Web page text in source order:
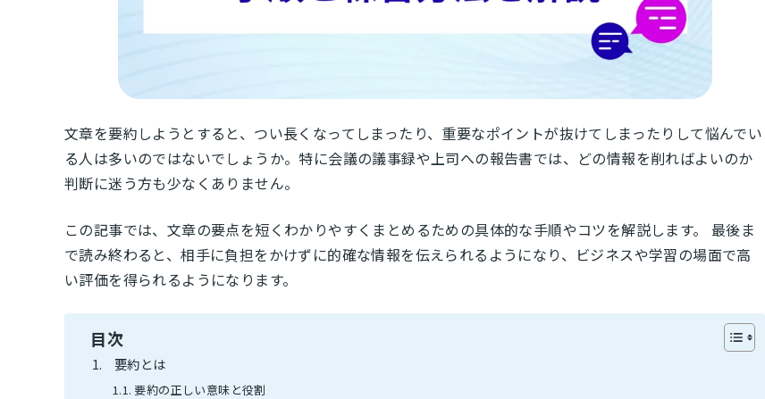
文章を要約しようとすると、つい長くなってしまったり、重要なポイントが抜けてしまったりして悩んでい
る人は多いのではないでしょうか。特に会議の議事録や上司への報告書では、どの情報を削ればよいのか
判断に迷う方も少なくありません。
この記事では、文章の要点を短くわかりやすくまとめるための具体的な手順やコツを解説します。 最後ま
で読み終わると、相手に負担をかけずに的確な情報を伝えられるようになり、ビジネスや学習の場面で高
い評価を得られるようになります。
目次
要約とは
要約の正しい意味と役割